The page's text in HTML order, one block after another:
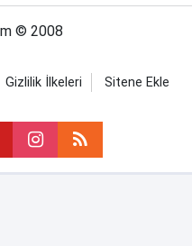
© 2008
Gizlilik İlkeleri Sitene Ekle